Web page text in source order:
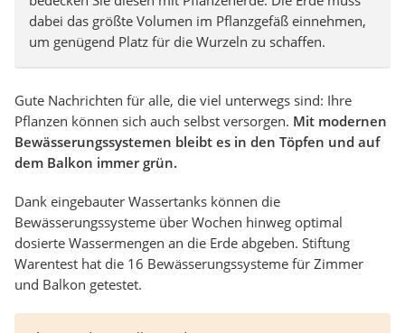
dabei das größte Volumen im Pflanzgefäß einnehmen,
um genügend Platz für die Wurzeln zu schaffen.
Gute Nachrichten für alle, die viel unterwegs sind: Ihre
Pflanzen können sich auch selbst versorgen. Mit modernen
Bewässerungssystemen bleibt es in den Töpfen und auf
dem Balkon immer grün.
Dank eingebauter Wassertanks können die
Bewässerungssysteme über Wochen hinweg optimal
dosierte Wassermengen an die Erde abgeben. Stiftung
Warentest hat die 16 Bewässerungssysteme für Zimmer
und Balkon getestet.